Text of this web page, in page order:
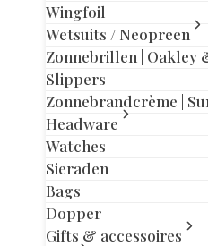
Wingfoil
Wetsuits / Neopreen
Zonnebrillen | Oakley
Slippers
Zonnebrandcrème |
Headware
Watches
Sieraden
Bags
Dopper
Gifts & accessoires